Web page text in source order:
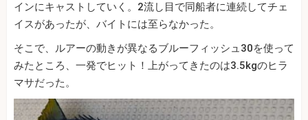
インにキャストしていく。2流し目で同船者に連続してチェ
イスがあったが、バイトには至らなかった。
そこで、ルアーの動きが異なるブルーフィッシュ30を使って
みたところ、一発でヒット！上がってきたのは3.5kgのヒラ
マサだった。